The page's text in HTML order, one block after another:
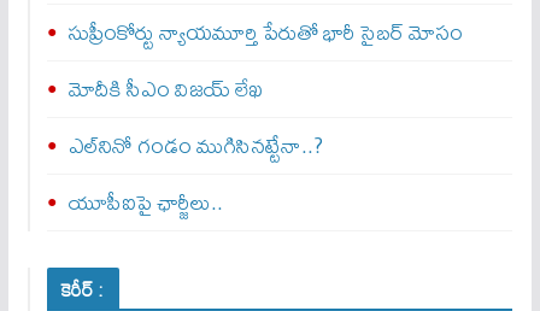
సుప్రీంకోర్టు న్యాయమూర్తి పేరుతో భారీ సైబర్ మోసం
మోదీకి సీఎం విజయ్ లేఖ
ఎల్‌నినో గండం ముగిసినట్టేనా..?
యూపీఐపై ఛార్జీలు..
కెరీర్ :